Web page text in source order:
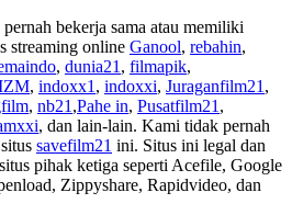
bekerja sama atau memiliki
streaming online Ganool, rebahin,
, dunia21 , filmapik,
, indoxx1 , indoxxi, Juraganfilm21 ,
, nb21 ,Pahe in, Pusatfilm21 ,
, dan lain-lain. Kami tidak pernah
savefilm21 ini. Situs ini legal dan
pihak ketiga seperti Acefile, Google
Zippyshare, Rapidvideo, dan